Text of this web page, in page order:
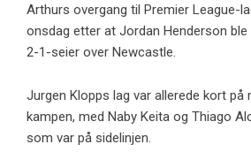
Arthurs overgang til Premier League-
onsdag etter at Jordan Henderson
2-1-seier over Newcastle.
Jurgen Klopps lag var allerede kort på
kampen, med Naby Keita og Thiago
som var på sidelinjen.